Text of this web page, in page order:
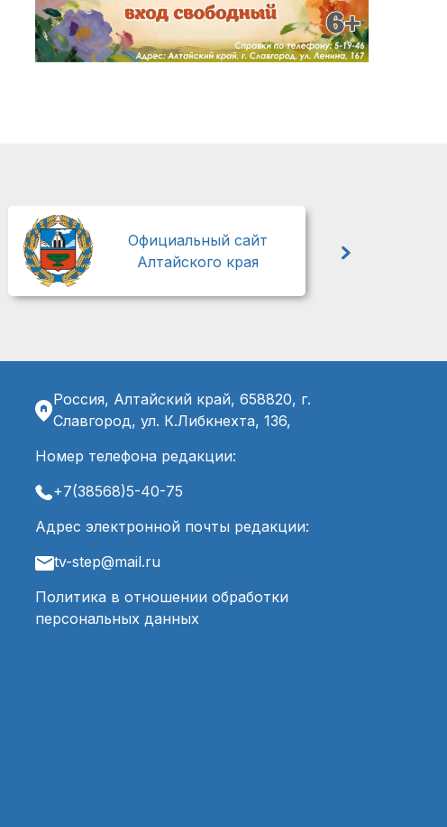
Официальный сайт
Алтайского края
Россия, Алтайский край, 658820, г.
Славгород, ул. К.Либкнехта, 136,
Номер телефона редакции:
+7(38568)5-40-75
Адрес электронной почты редакции:
tv-step@mail.ru
Политика в отношении обработки
персональных данных